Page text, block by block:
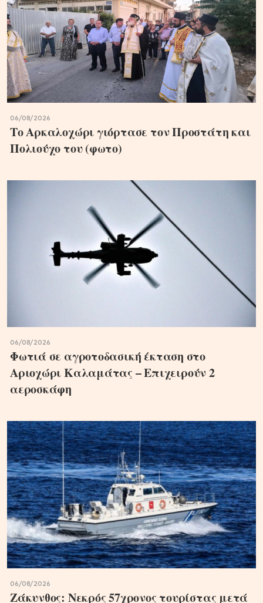
06/08/2026
Το Αρκαλοχώρι γιόρτασε τον Προστάτη και
Πολιούχο του (φωτο)
06/08/2026
Φωτιά σε αγροτοδασική έκταση στο
Αριοχώρι Καλαμάτας – Επιχειρούν 2
αεροσκάφη
06/08/2026
Ζάκυνθος: Νεκρός 57χρονος τουρίστας μετά